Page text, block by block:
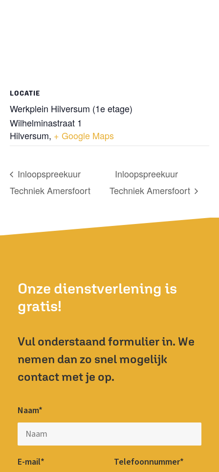
LOCATIE
Werkplein Hilversum (1e etage)
Wilhelminastraat 1
Hilversum, + Google Maps
Inloopspreekuur
Techniek Amersfoort
Inloopspreekuur
Techniek Amersfoort
Onze dienstverlening is
gratis!
Vul onderstaand formulier in. We
nemen dan zo snel mogelijk
contact met je op.
Naam*
E-mail* Telefoonnummer*